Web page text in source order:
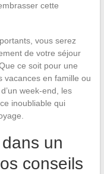
cette
vous serez
de votre séjour
ce soit pour une
vacances en famille ou
week-end, les
inoubliable qui
un
conseils